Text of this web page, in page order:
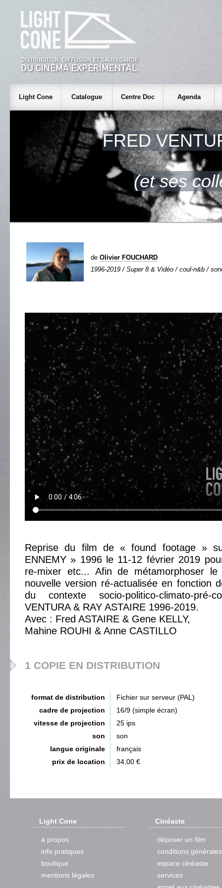
Light Cone Catalogue Centre Doc Agenda
FRED
(et ses
de Olivier FOUCHARD
1996-2019 / Super 8 & Vidéo / coul-n&b /
Reprise du film de « found footage »
ENNEMY » 1996 le 11-12 février 2019
re-mixer etc... Afin de métamorphoser
nouvelle version ré-actualisée en fonction
du contexte socio-politico-climato-
VENTURA & RAY ASTAIRE 1996-2019.
Avec : Fred ASTAIRE & Gene KELLY,
Mahine ROUHI & Anne CASTILLO
1 COPIE EN DISTRIBUTION
format de distribution
Fichier sur serveur (PAL)
cadre de projection
16/9 (simple écran)
vitesse de projection
25 ips
son
son
langue originale
français
prix de location
34,00 €
Light Cone
à propos
info pratiques
boutique
mentions légales
Cinéaste
déposer un film
conditions générales
espace cinéaste
services